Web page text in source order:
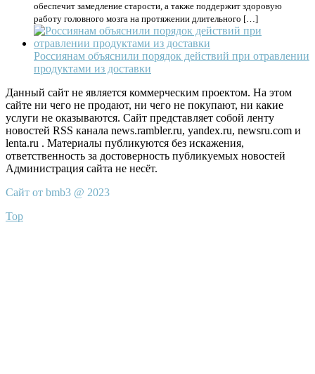
обеспечит замедление старости, а также поддержит здоровую
работу головного мозга на протяжении длительного […]
Россиянам объяснили порядок действий при отравлении
продуктами из доставки
Данный сайт не является коммерческим проектом. На этом
сайте ни чего не продают, ни чего не покупают, ни какие
услуги не оказываются. Сайт представляет собой ленту
новостей RSS канала news.rambler.ru, yandex.ru, newsru.com и
lenta.ru . Материалы публикуются без искажения,
ответственность за достоверность публикуемых новостей
Администрация сайта не несёт.
Сайт от bmb3 @ 2023
Top